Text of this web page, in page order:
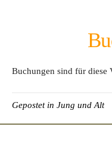
Buchungen sind für diese
Gepostet in Jung und Alt